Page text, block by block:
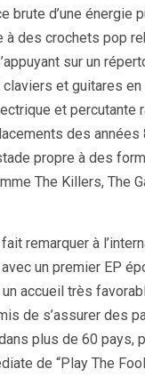
brute d’une énergie
à des crochets pop
sur un
claviers et guitares
et percutante
des années
propre à des
The Killers, The
remarquer à
un premier EP
accueil très
de s’assurer des
plus de 60 pays,
de “Play The